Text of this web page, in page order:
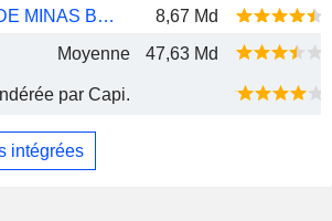
COMPAÑÍA DE MINAS BUENAVENTURA S.A.A.
8,67 Md
Moyenne
47,63 Md
par Capi.
intégrées